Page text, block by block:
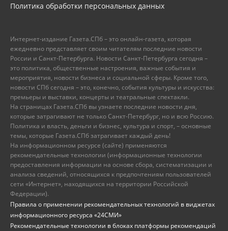
Политика обработки персональных данных
Интернет-издание Газета.СПб – это онлайн-газета, которая
ежедневно представляет своим читателям последние новости
России и Санкт-Петербурга. Новости Санкт-Петербурга сегодня –
это политика, общественные настроения, важные события и
мероприятия, новости бизнеса и социальной сферы. Кроме того,
новости СПб сегодня – это, конечно, события культуры и искусства:
премьеры и выставки, концерты и театральные спектакли.
На страницах Газета.СПб вы узнаете последние новости дня,
которые затрагивают не только Санкт-Петербург, но и всю Россию.
Политика и власть, деньги и бизнес, культура и спорт, – основные
темы, которые Газета.СПб затрагивает каждый день!
На информационном ресурсе (сайте) применяются
рекомендательные технологии (информационные технологии
предоставления информации на основе сбора, систематизации и
анализа сведений, относящихся к предпочтениям пользователей
сети «Интернет», находящихся на территории Российской
Федерации).
Правила о применении рекомендательных технологий в виджетах
информационного ресурса «24СМИ»
Рекомендательные технологии в блоках платформы рекомендаций